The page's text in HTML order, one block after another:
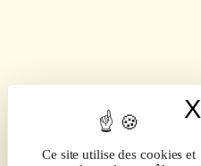
Ce site utilise des cookies et
X